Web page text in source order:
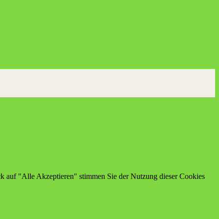
auf "Alle Akzeptieren" stimmen Sie der Nutzung dieser Cookies